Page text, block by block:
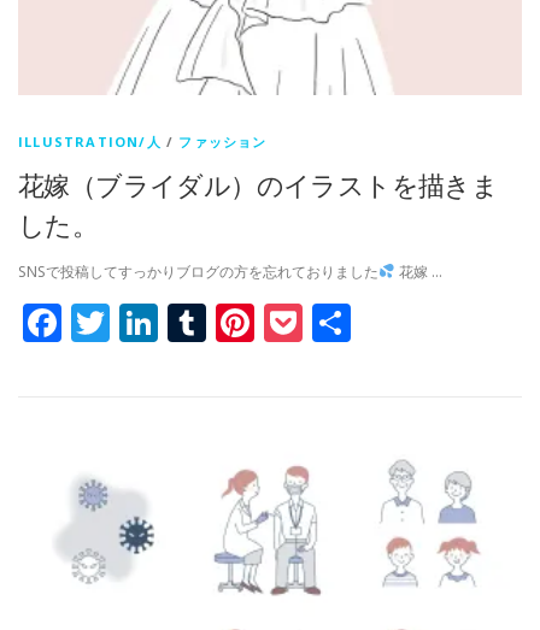
ILLUSTRATION/人 / ファッション
花嫁（ブライダル）のイラストを描きま
した。
SNSで投稿してすっかりブログの方を忘れておりました 花嫁 …
Facebook
Twitter
LinkedIn
Tumblr
Pinterest
Pocket